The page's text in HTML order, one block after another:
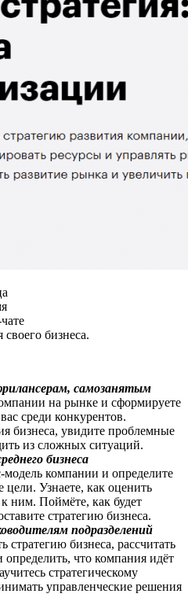
своего бизнеса.
самозанятым
на рынке и сформируете
среди конкурентов.
бизнеса, увидите проблемные
из сложных ситуаций.
бизнеса
модель компании и определите
цели. Узнаете, как оценить
ним. Поймёте, как будет
стратегию бизнеса.
подразделений
стратегию бизнеса, рассчитать
что компания идёт
стратегическому
управленческие решения